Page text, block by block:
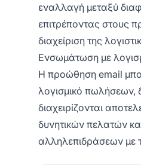
εναλλαγή μεταξύ
επιτρέποντας στους
διαχείριση της
Ενσωμάτωση με
Η προώθηση email
λογισμικό πωλήσεων,
διαχειρίζονται
δυνητικών πελατών
αλληλεπιδράσεων με